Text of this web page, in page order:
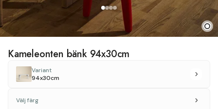
Kameleonten bänk 94x30cm
Variant
94x30cm
Välj färg